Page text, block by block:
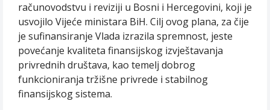
računovodstvu i reviziji u Bosni i Hercegovini, koji je
usvojilo Vijeće ministara BiH. Cilj ovog plana, za čije
je sufinansiranje Vlada izrazila spremnost, jeste
povećanje kvaliteta finansijskog izvještavanja
privrednih društava, kao temelj dobrog
funkcioniranja tržišne privrede i stabilnog
finansijskog sistema.